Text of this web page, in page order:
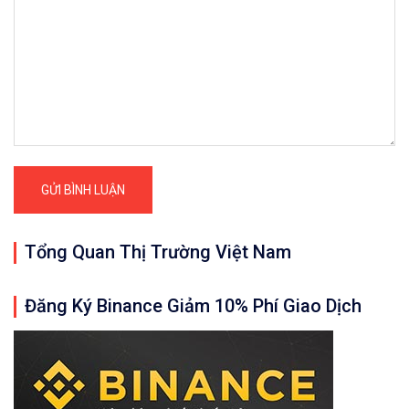
Tổng Quan Thị Trường Việt Nam
Đăng Ký Binance Giảm 10% Phí Giao Dịch